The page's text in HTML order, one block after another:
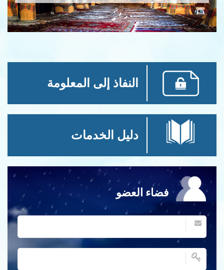
النفاذ إلى المعلومة
دليل الخدمات
فضاء العضو